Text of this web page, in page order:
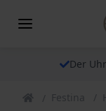
Der
Festina